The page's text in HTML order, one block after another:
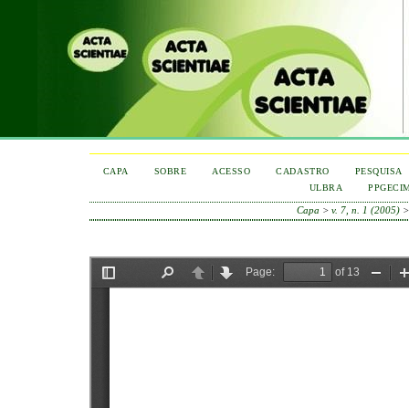
CAPA SOBRE ACESSO CADASTRO
PESQUISA
ULBRA
Capa >v. 7, n. 1 (2005)